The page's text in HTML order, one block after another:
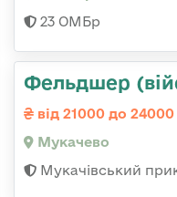
23 ОМБр
Фельдшер
від 21000 до 24000
Мукачево
Мукачівський